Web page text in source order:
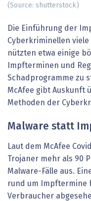
(Source: shutterstock)
Die Einführung der
Cyberkriminellen
nützten etwa einige
Impfterminen und
Schadprogramme zu
McAfee gibt Auskunft
Methoden der
Malware statt
Laut dem McAfee
Trojaner mehr als 90
Malware-Fälle aus.
rund um Impftermine
Verbraucher